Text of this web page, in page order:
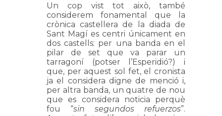
Un cop vist tot això, també
considerem fonamental que la
crònica castellera de la diada de
Sant Magí es centri únicament en
dos castells: per una banda en el
pilar de set que va parar un
tarragoní (potser l’Esperidió?) i
que, per aquest sol fet, el cronista
ja el considera digne de menció i,
per altra banda, un quatre de nou
que es considera noticia perquè
fou “sin segundos refuerzos”.